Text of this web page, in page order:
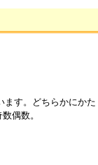
ます。どちらかにかた
偶数。